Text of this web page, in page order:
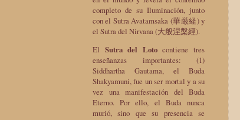
completo de su Iluminación, junto
con el Sutra Avatamsaka (華厳経) y
el Sutra del Nirvana (大般涅槃經).
El Sutra del Lotocontiene tres
enseñanzas importantes: (1)
Siddhartha Gautama, el Buda
Shakyamuni, fue un ser mortal y a su
vez una manifestación del Buda
Eterno. Por ello, el Buda nunca
murió, sino que su presencia se